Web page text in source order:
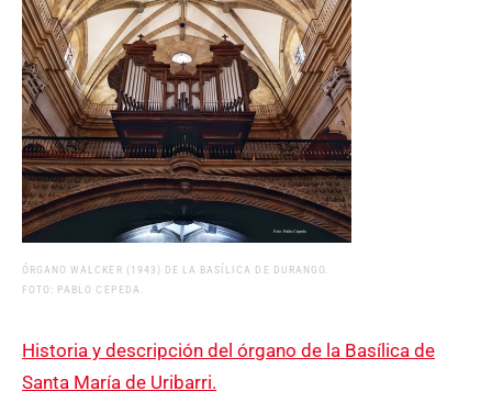
ÓRGANO WALCKER (1943) DE LA BASÍLICA DE DURANGO.
FOTO: PABLO CEPEDA.
Historia y descripción del órgano de la Basílica de
Santa María de Uribarri.